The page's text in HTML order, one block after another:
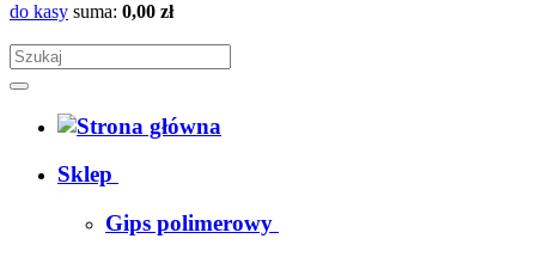
do kasy suma: 0,00 zł
Sklep
Gips polimerowy